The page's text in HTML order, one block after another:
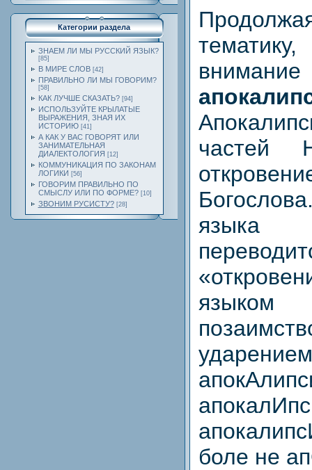
Категории раздела
ЗНАЕМ ЛИ МЫ РУССКИЙ ЯЗЫК?
[85]
В МИРЕ СЛОВ [42]
ПРАВИЛЬНО ЛИ МЫ ГОВОРИМ?
[58]
КАК ЛУЧШЕ СКАЗАТЬ? [94]
ИСПОЛЬЗУЙТЕ КРЫЛАТЫЕ
ВЫРАЖЕНИЯ, ЗНАЯ ИХ
ИСТОРИЮ [41]
А КАК У ВАС ГОВОРЯТ ИЛИ
ЗАНИМАТЕЛЬНАЯ
ДИАЛЕКТОЛОГИЯ [12]
КОММУНИКАЦИЯ ПО ЗАКОНАМ
ЛОГИКИ [56]
ГОВОРИМ ПРАВИЛЬНО ПО
СМЫСЛУ ИЛИ ПО ФОРМЕ? [10]
ЗВОНИМ РУСИСТУ? [28]
частей
языка
боле не